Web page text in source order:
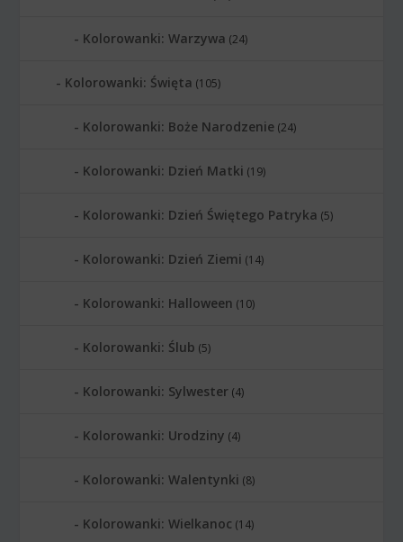
Kolorowanki: Warzywa (24)
Kolorowanki: Święta (105)
Kolorowanki: Boże Narodzenie (24)
Kolorowanki: Dzień Matki (19)
Kolorowanki: Dzień Świętego Patryka (5)
Kolorowanki: Dzień Ziemi (14)
Kolorowanki: Halloween (10)
Kolorowanki: Ślub (5)
Kolorowanki: Sylwester (4)
Kolorowanki: Urodziny (4)
Kolorowanki: Walentynki (8)
Kolorowanki: Wielkanoc (14)